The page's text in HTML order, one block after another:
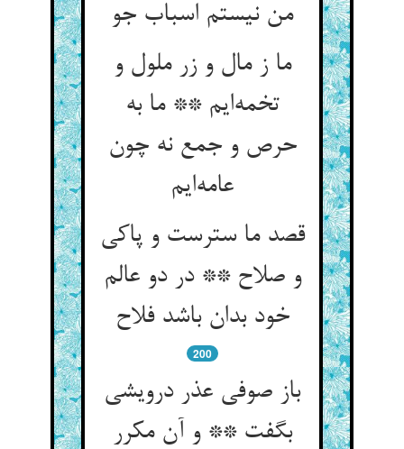
من نیستم اسباب جو
ما ز مال و زر ملول و
تخمه‌ایم ** ما به
حرص و جمع نه چون
عامه‌ایم
قصد ما سترست و پاکی
و صلاح ** در دو عالم
خود بدان باشد فلاح
200
باز صوفی عذر درویشی
بگفت ** و آن مکرر